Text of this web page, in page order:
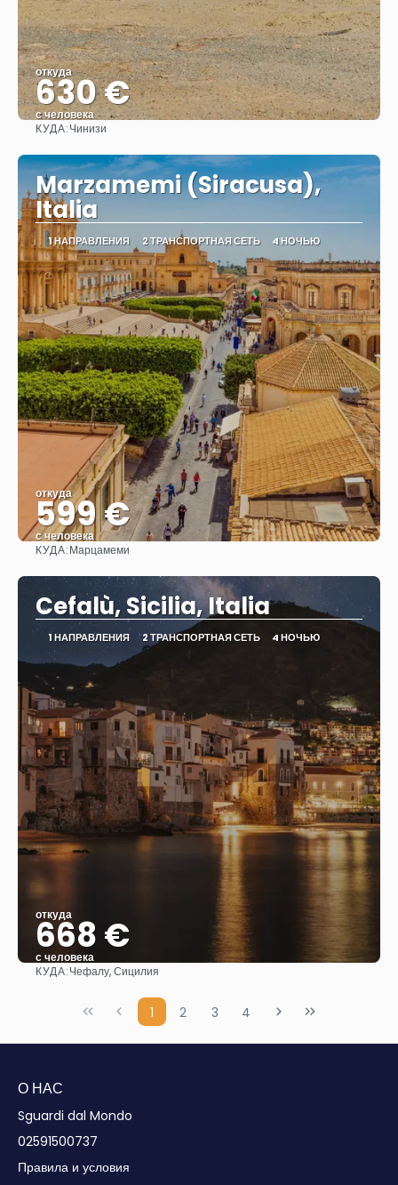
откуда
630 €
с человека
КУДА:Чинизи
Marzamemi (Siracusa),
Italia
1 НАПРАВЛЕНИЯ 2 ТРАНСПОРТНАЯ СЕТЬ 4 НОЧЬЮ
откуда
599 €
с человека
КУДА:Марцамеми
Cefalù, Sicilia, Italia
1 НАПРАВЛЕНИЯ 2 ТРАНСПОРТНАЯ СЕТЬ 4 НОЧЬЮ
откуда
668 €
с человека
КУДА:Чефалу, Сицилия
1 2 3 4
О НАС
Sguardi dal Mondo
02591500737
Правила и условия